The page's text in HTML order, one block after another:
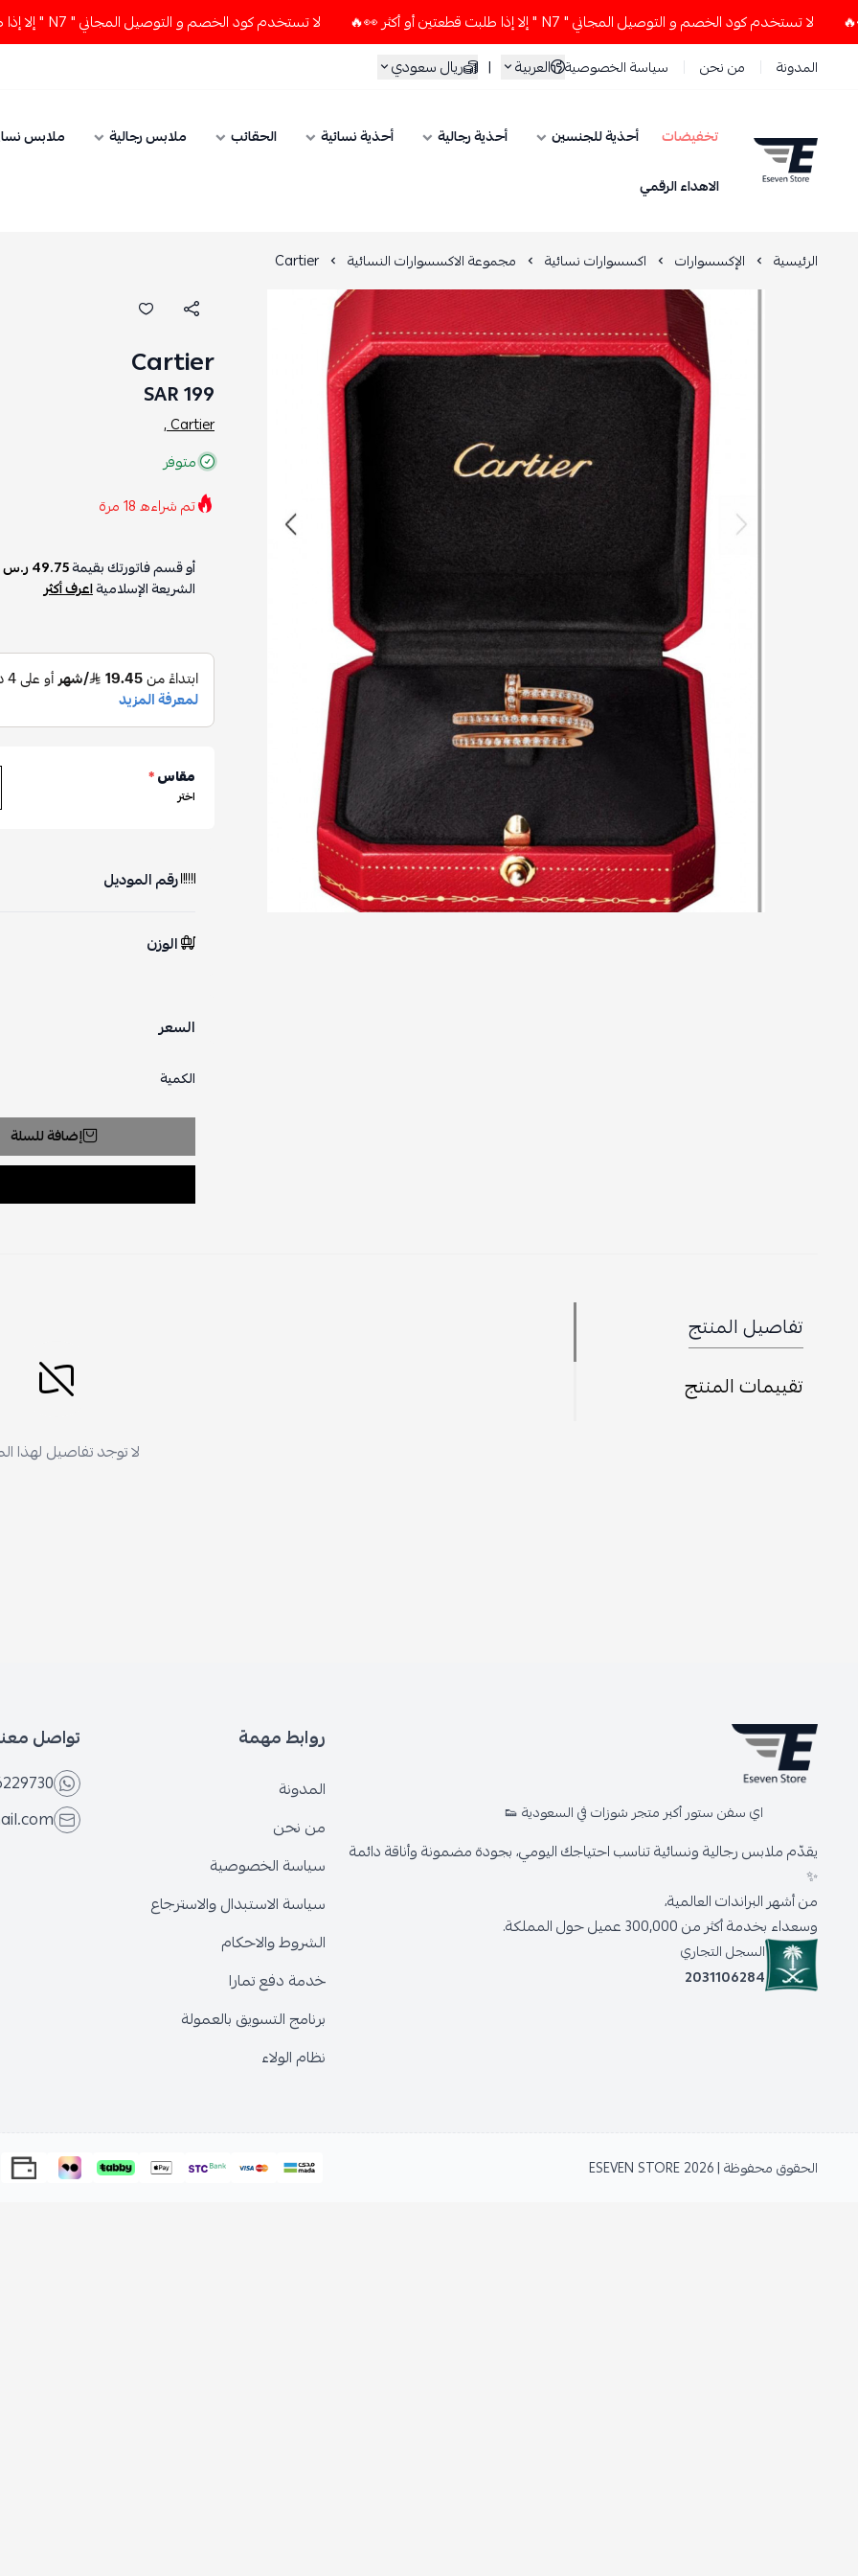
لا تستخدم كود الخصم و التوصيل المجاني " N7 " إلا إذا طلبت قطعتين أو أكثر 👀🔥 لا تستخدم كود الخصم و التوصيل المجاني " N7 " إلا إذا طلبت قطعتين أو أكثر 👀🔥
المدونة من نحن سياسة الخصوصية العربية | ريال سعودي
ESEVEN STORE
تخفيضات أحذية للجنسين أحذية رجالية أحذية نسائية الحقائب ملابس رجالية
ملابس
الاهداء الرقمي
الرئيسية الإكسسوارات اكسسوارات نسائية مجموعة الاكسسوارات النسائية Cartier
Cartier
199 SAR
Cartier ,
متوفر
تم شراءه18مرة
أو قسم فاتورتك بقيمة49.75 ر.س
الشريعة الإسلاميةاعرف أكثر
مقاس*
اختر
رقم الموديل
الوزن
السعر
الكمية
إضافة للسلة
تفاصيل المنتج
تقييمات المنتج
لا توجد تفاصيل لهذا
اي سفن ستور أكبر متجر شوزات في السعودية 👟
يقدّم ملابس رجالية ونسائية تناسب احتياجك اليومي، بجودة مضمونة وأناقة دائمة
✨
من أشهر البراندات العالمية،
وسعداء بخدمة أكثر من 300,000 عميل حول المملكة.
السجل التجاري
2031106284
روابط مهمة
المدونة
من نحن
سياسة الخصوصية
سياسة الاستبدال والاسترجاع
الشروط والاحكام
خدمة دفع تمارا
برنامج التسويق بالعمولة
نظام الولاء
تواصل
الحقوق محفوظة | 2026 ESEVEN STORE